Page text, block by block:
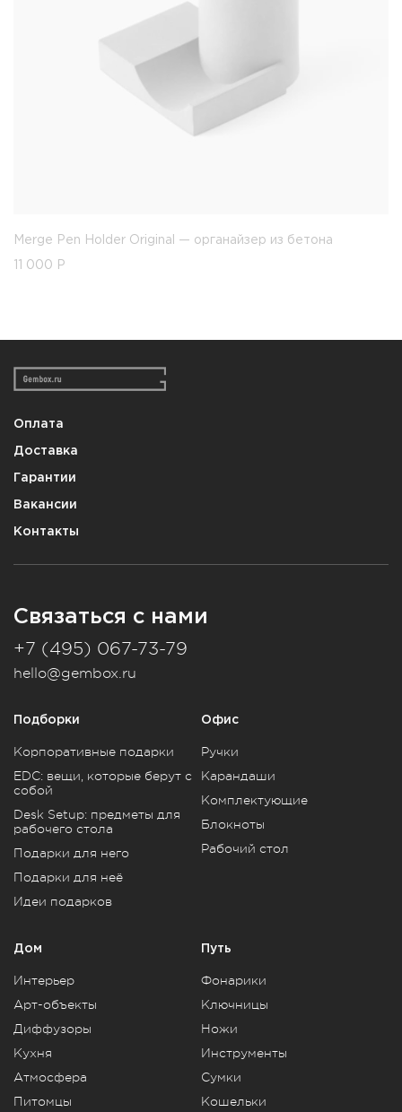
Merge Pen Holder Original — органайзер из бетона
11 000 Р
Оплата
Доставка
Гарантии
Вакансии
Контакты
Связаться с нами
+7 (495) 067-73-79
hello@gembox.ru
Подборки
Корпоративные подарки
EDC: вещи, которые берут с
собой
Desk Setup: предметы для
рабочего стола
Подарки для него
Подарки для неё
Идеи подарков
Офис
Ручки
Карандаши
Комплектующие
Блокноты
Рабочий стол
Дом
Интерьер
Арт-объекты
Диффузоры
Кухня
Атмосфера
Питомцы
Путь
Фонарики
Ключницы
Ножи
Инструменты
Сумки
Кошельки